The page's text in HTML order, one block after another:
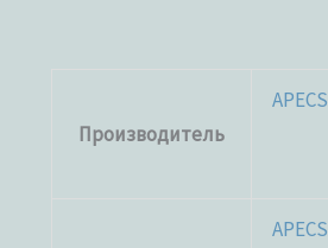
Производитель
APECS
APECS